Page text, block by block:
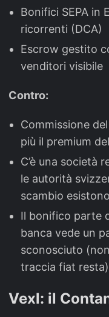
Bonifici SEPA in
ricorrenti (DCA)
Escrow gestito
venditori visibile
Contro:
Commissione
più il premium
C’è una società
le autorità
scambio esistono
Il bonifico parte
banca vede un
sconosciuto
traccia fiat resta)
Vexl: il